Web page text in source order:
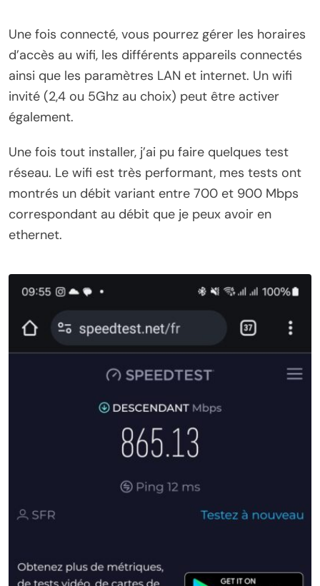
Une fois connecté, vous pourrez gérer les horaires
d’accès au wifi, les différents appareils connectés
ainsi que les paramètres LAN et internet. Un wifi
invité (2,4 ou 5Ghz au choix) peut être activer
également.
Une fois tout installer, j’ai pu faire quelques test
réseau. Le wifi est très performant, mes tests ont
montrés un débit variant entre 700 et 900 Mbps
correspondant au débit que je peux avoir en
ethernet.